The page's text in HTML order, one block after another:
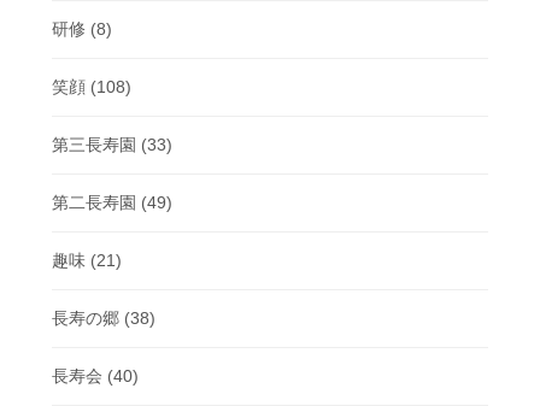
研修 (8)
笑顔(108)
第三長寿園 (33)
第二長寿園 (49)
趣味(21)
長寿の郷(38)
長寿会 (40)